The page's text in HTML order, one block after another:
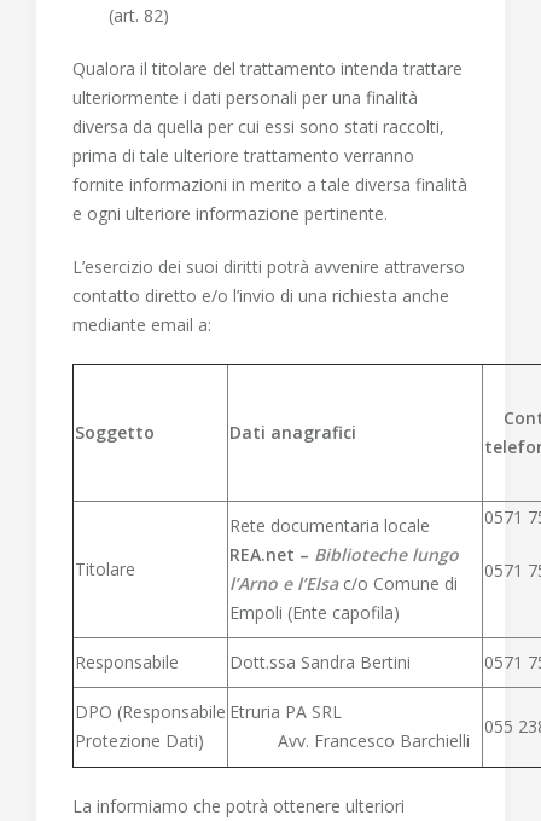
(art. 82)
Qualora il titolare del trattamento intenda trattare
ulteriormente i dati personali per una finalità
diversa da quella per cui essi sono stati raccolti,
prima di tale ulteriore trattamento verranno
fornite informazioni in merito a tale diversa finalità
e ogni ulteriore informazione pertinente.
L’esercizio dei suoi diritti potrà avvenire attraverso
contatto diretto e/o l’invio di una richiesta anche
mediante email a:
Soggetto Dati anagrafici
Titolare
Rete documentaria locale
REA.net – Biblioteche lungo
l’Arno e l’Elsac/o Comune di
Empoli (Ente capofila)
0571
0571
Responsabile Dott.ssa Sandra Bertini 0571
DPO (Responsabile
Protezione Dati)
Etruria PA SRL
Avv. Francesco Barchielli
055
La informiamo che potrà ottenere ulteriori